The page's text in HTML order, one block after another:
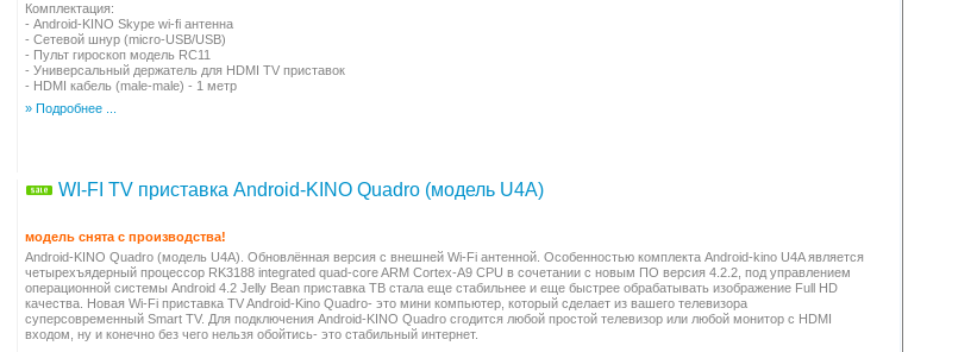
Комплектация:
- Android-KINO Skype wi-fi антенна
- Сетевой шнур (micro-USB/USB)
- Пульт гироскоп модель RC11
- Универсальный держатель для HDMI TV приставок
- HDMI кабель (male-male) - 1 метр
» Подробнее ...
WI-FI TV приставка Android-KINO Quadro (модель U4A)
модель снята с производства!
Android-KINO Quadro (модель U4A). Обновлённая версия с внешней Wi-Fi антенной. Особенностью комплекта Android-kino U4A является
четырехъядерный процессор RK3188 integrated quad-core ARM Cortex-A9 CPU в сочетании с новым ПО версия 4.2.2, под управлением
операционной системы Android 4.2 Jelly Bean приставка ТВ стала еще стабильнее и еще быстрее обрабатывать изображение Full HD
качества. Новая Wi-Fi приставка TV Android-Kino Quadro- это мини компьютер, который сделает из вашего телевизора
суперсовременный Smart TV. Для подключения Android-KINO Quadro сгодится любой простой телевизор или любой монитор с HDMI
входом, ну и конечно без чего нельзя обойтись- это стабильный интернет.